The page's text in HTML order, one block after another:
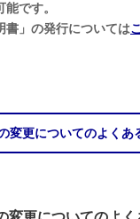
です。
書」の発行については
変更についてのよくあ